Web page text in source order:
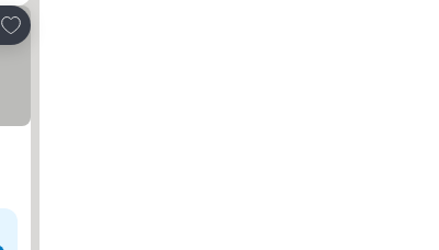
Lisää suosikkeihin